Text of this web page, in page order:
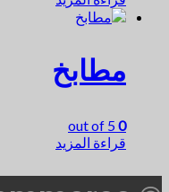
مطابخ
0
قراءة المزيد